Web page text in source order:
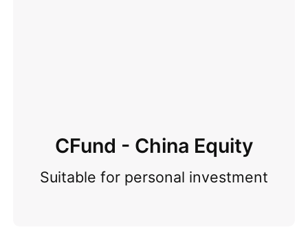
CFund - China Equity
Suitable for personal investment